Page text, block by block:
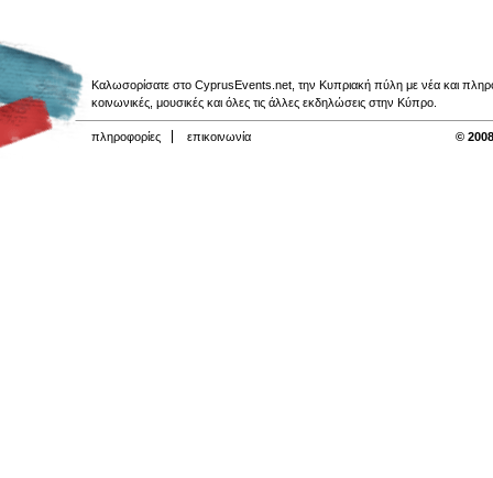
Καλωσορίσατε στο CyprusEvents.net, την Κυπριακή πύλη με νέα και
κοινωνικές, μουσικές και όλες τις άλλες εκδηλώσεις στην Κύπρο.
πληροφορίες επικοινωνία ©